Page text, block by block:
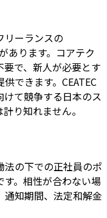
リーランスの
あります。コアテク
で、新人が必要とす
できます。CEATEC
て競争する日本のス
り知れません。
法の下での正社員のポ
。相性が合わない場
知期間、法定和解金